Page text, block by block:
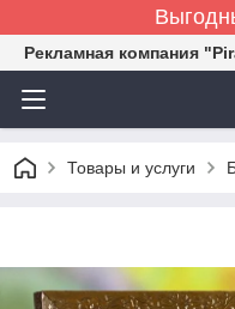
Рекламная компания
Товары и услуги